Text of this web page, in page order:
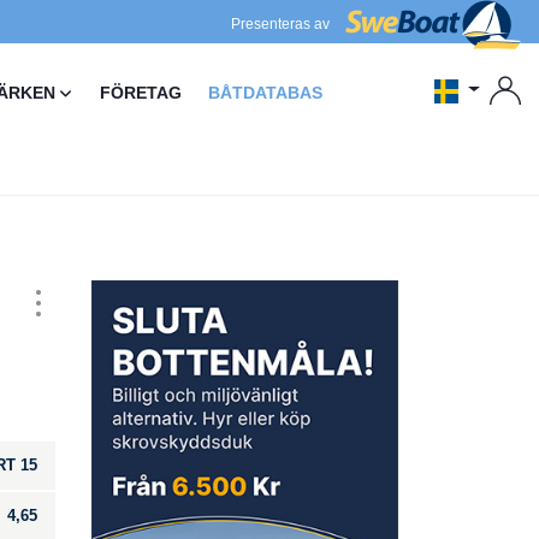
Presenteras av
FÖRETAG BÅTDATABAS
15
4,65